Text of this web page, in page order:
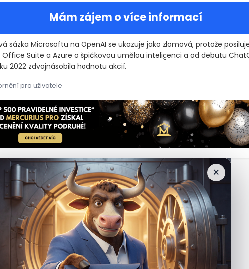
Mám zájem o více informací
sázka Microsoftu na OpenAI se ukazuje jako zlomová, protože
Office Suite a Azure o špičkovou umělou inteligenci a od debutu
2022 zdvojnásobila hodnotu akcií.
se ve čtvrtek poprvé chystá překonat tržní hodnotu 4 biliony dolarů,
pro uživatele
se ve čtvrtek poprvé chystá překonat tržní hodnotu 4 biliony dolarů,
×